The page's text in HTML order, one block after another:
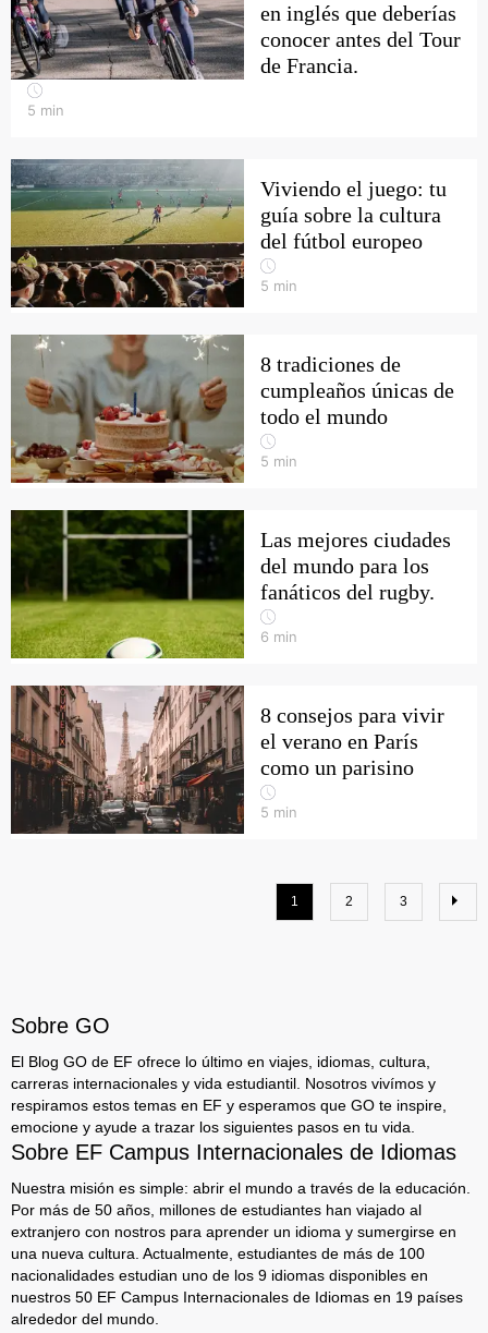
en inglés que deberías
conocer antes del Tour
de Francia.
5 min
Viviendo el juego: tu
guía sobre la cultura
del fútbol europeo
5 min
8 tradiciones de
cumpleaños únicas de
todo el mundo
5 min
Las mejores ciudades
del mundo para los
fanáticos del rugby.
6 min
8 consejos para vivir
el verano en París
como un parisino
5 min
1 2 3
Sobre GO
El Blog GO de EF ofrece lo último en viajes, idiomas, cultura,
carreras internacionales y vida estudiantil. Nosotros vivímos y
respiramos estos temas en EF y esperamos que GO te inspire,
emocione y ayude a trazar los siguientes pasos en tu vida.
Sobre EF Campus Internacionales de Idiomas
Nuestra misión es simple: abrir el mundo a través de la educación.
Por más de 50 años, millones de estudiantes han viajado al
extranjero con nostros para aprender un idioma y sumergirse en
una nueva cultura. Actualmente, estudiantes de más de 100
nacionalidades estudian uno de los 9 idiomas disponibles en
nuestros 50 EF Campus Internacionales de Idiomas en 19 países
alrededor del mundo.